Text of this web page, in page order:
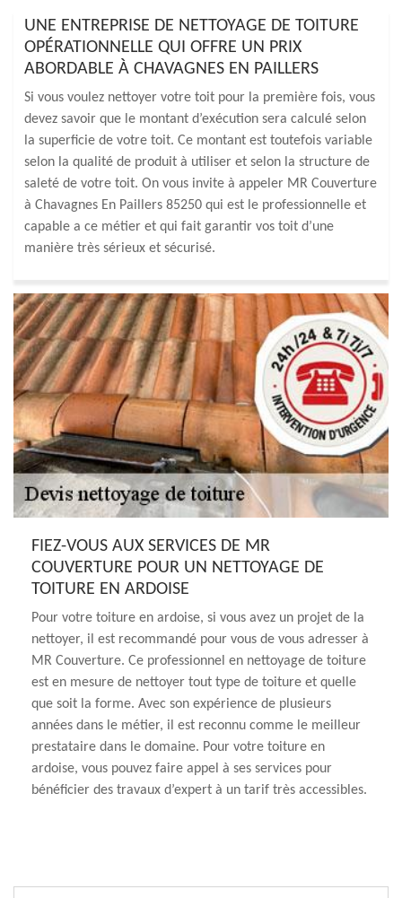
UNE ENTREPRISE DE NETTOYAGE DE TOITURE
OPÉRATIONNELLE QUI OFFRE UN PRIX
ABORDABLE À CHAVAGNES EN PAILLERS
Si vous voulez nettoyer votre toit pour la première fois, vous
devez savoir que le montant d’exécution sera calculé selon
la superficie de votre toit. Ce montant est toutefois variable
selon la qualité de produit à utiliser et selon la structure de
saleté de votre toit. On vous invite à appeler MR Couverture
à Chavagnes En Paillers 85250 qui est le professionnelle et
capable a ce métier et qui fait garantir vos toit d’une
manière très sérieux et sécurisé.
FIEZ-VOUS AUX SERVICES DE MR
COUVERTURE POUR UN NETTOYAGE DE
TOITURE EN ARDOISE
Pour votre toiture en ardoise, si vous avez un projet de la
nettoyer, il est recommandé pour vous de vous adresser à
MR Couverture. Ce professionnel en nettoyage de toiture
est en mesure de nettoyer tout type de toiture et quelle
que soit la forme. Avec son expérience de plusieurs
années dans le métier, il est reconnu comme le meilleur
prestataire dans le domaine. Pour votre toiture en
ardoise, vous pouvez faire appel à ses services pour
bénéficier des travaux d’expert à un tarif très accessibles.